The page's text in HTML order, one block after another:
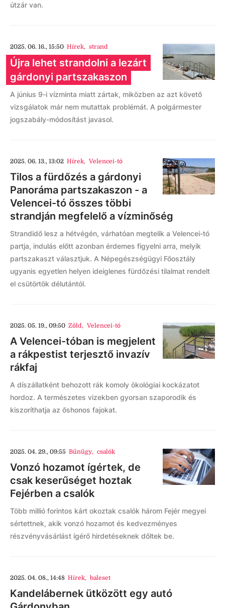
útzár van.
2025. 06. 16., 15:50 Hírek, strand
Újra lehet strandolni a lezárt
gárdonyi partszakaszon
A június 9-i vízminta miatt zártak, miközben az azt követő
vizsgálatok már nem mutattak problémát. A polgármester
jogszabály-módosítást javasol.
2025. 06. 13., 13:02 Hírek, Velencei-tó
Tilos a fürdőzés a gárdonyi
Panoráma partszakaszon - a
Velencei-tó összes többi
strandján megfelelő a vízminőség
Strandidő lesz a hétvégén, várhatóan megtelik a Velencei-tó
partja, indulás előtt azonban érdemes figyelni arra, melyik
partszakaszt választjuk. A Népegészségügyi Főosztály
ugyanis egyetlen helyen ideiglenes fürdőzési tilalmat rendelt
el csütörtök délutántól.
2025. 05. 19., 09:50 Zöld, Velencei-tó
A Velencei-tóban is megjelent
a rákpestist terjesztő invazív
rákfaj
A díszállatként behozott rák komoly ökológiai kockázatot
hordoz. A természetes vizekben gyorsan szaporodik és
kiszoríthatja az őshonos fajokat.
2025. 04. 29., 09:55 Bűnügy, csalók
Vonzó hozamot ígértek, de
csak keserűséget hoztak
Fejérben a csalók
Több millió forintos kárt okoztak csalók három Fejér megyei
sértettnek, akik vonzó hozamot és kedvezményes
részvényvásárlást ígérő hirdetéseknek dőltek be.
2025. 04. 08., 14:48 Hírek, baleset
Kandelábernek ütközött egy autó